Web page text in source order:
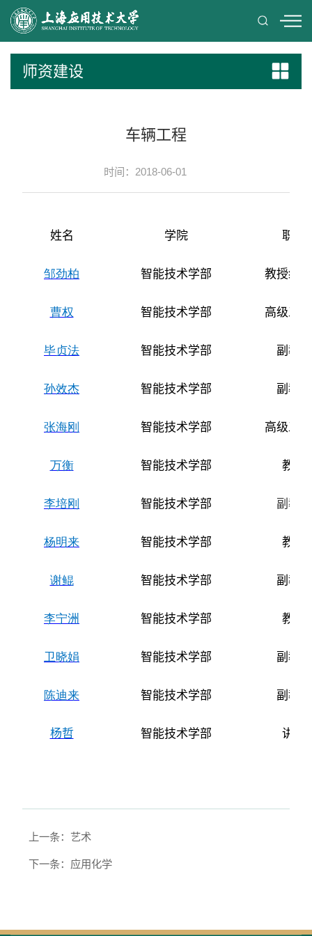
师资建设
车辆工程
时间：2018-06-01
姓名 学院 职称
邹劲柏 智能技术学部 教授级
曹权 智能技术学部 高级工
毕贞法 智能技术学部 副教授
孙效杰 智能技术学部 副教授
张海刚 智能技术学部 高级工
万衡 智能技术学部 教授
李培刚 智能技术学部 副教授
杨明来 智能技术学部 教授
谢鲲 智能技术学部 副教授
李宁洲 智能技术学部 教授
卫晓娟 智能技术学部 副教授
陈迪来 智能技术学部 副教授
杨哲 智能技术学部 讲师
上一条：艺术
下一条：应用化学